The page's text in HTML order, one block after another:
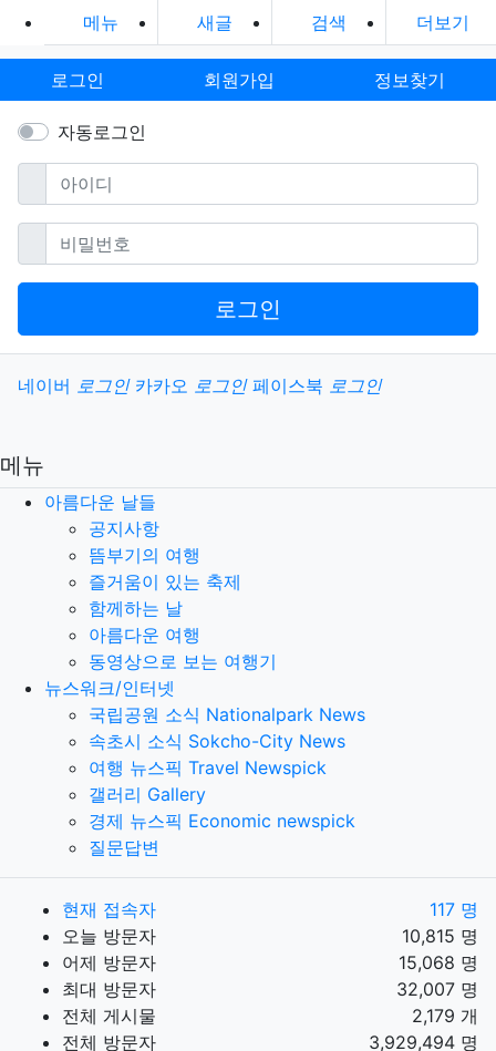
메뉴 새글 검색 더보기
로그인 회원가입 정보찾기
자동로그인
아이디필수
비밀번호필수
로그인
소셜계정으로 로그인
네이버 로그인 카카오 로그인 페이스북 로그인
메뉴
아름다운 날들
공지사항
뜸부기의 여행
즐거움이 있는 축제
함께하는 날
아름다운 여행
동영상으로 보는 여행기
뉴스워크/인터넷
국립공원 소식 Nationalpark News
속초시 소식 Sokcho-City News
여행 뉴스픽 Travel Newspick
갤러리 Gallery
경제 뉴스픽 Economic newspick
질문답변
현재 접속자
117 명
오늘 방문자
10,815 명
어제 방문자
15,068 명
최대 방문자
32,007 명
전체 게시물
2,179 개
전체 방문자
3,929,494 명